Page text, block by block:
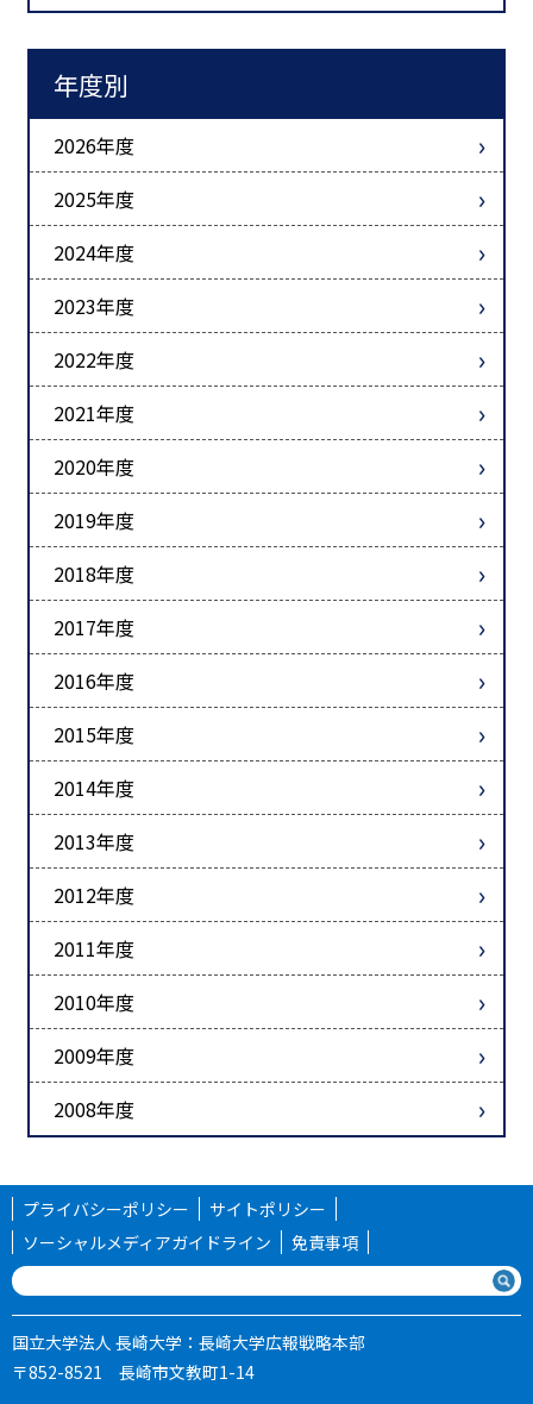
年度別
2026年度
2025年度
2024年度
2023年度
2022年度
2021年度
2020年度
2019年度
2018年度
2017年度
2016年度
2015年度
2014年度
2013年度
2012年度
2011年度
2010年度
2009年度
2008年度
プライバシーポリシー
サイトポリシー
ソーシャルメディアガイドライン
免責事項
国立大学法人 長崎大学：長崎大学広報戦略本部
〒852-8521 長崎市文教町1-14